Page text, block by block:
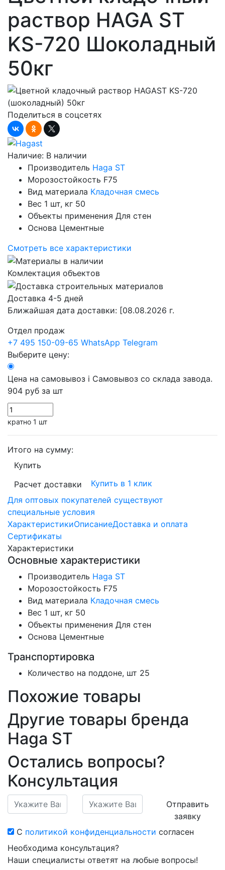
раствор HAGA ST
KS-720 Шоколадный
50кг
Поделиться в соцсетях
Наличие: В наличии
Производитель Haga ST
Морозостойкость F75
Вид материала Кладочная смесь
Вес 1 шт, кг 50
Объекты применения Для стен
Основа Цементные
Смотреть все характеристики
Комлектация объектов
Доставка 4-5 дней
Ближайшая дата доставки: [08.08.2026 г.
Отдел продаж
+7 495 150-09-65 WhatsApp Telegram
Выберите цену:
Цена на самовывоз i Самовывоз со склада завода.
904 руб за шт
кратно 1 шт
Итого на сумму:
Купить
Расчет доставки
Купить в 1 клик
Для оптовых покупателей существуют
специальные условия
ХарактеристикиОписаниеДоставка и оплата
Сертификаты
Характеристики
Основные характеристики
Производитель Haga ST
Морозостойкость F75
Вид материала Кладочная смесь
Вес 1 шт, кг 50
Объекты применения Для стен
Основа Цементные
Транспортировка
Количество на поддоне, шт 25
Похожие товары
Другие товары бренда
Haga ST
Остались вопросы?
Консультация
Отправить
заявку
С политикой конфиденциальности согласен
Необходима консультация?
Наши специалисты ответят на любые вопросы!